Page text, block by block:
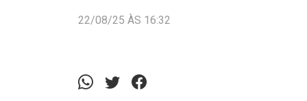
22/08/25 ÀS 16:32